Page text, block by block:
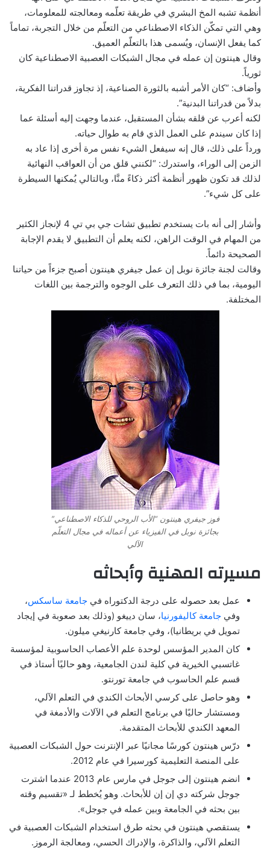
أنظمة تشبه المخ البشري في طريقة تعلّمه ومعالجته للمعلومات،
وهي التي تمكّن الذكاء الاصطناعي من التعلّم من خلال التجربة، تماماً
كما يفعل الإنسان، ويُسمى هذا بالتعلّم العميق.
وقال هينتون إن عمله في مجال الشبكات العصبية الاصطناعية كان
ثورياً.
وأضاف: “كان الأمر أشبه بالثورة الصناعية، إذ تجاوز قدراتنا الفكرية،
بدلاً من قدراتنا البدنية”.
لكنه أعرب عن قلقه بشأن المستقبل، عندما وجهت إليه أسئلة عما
إذا كان سيندم على العمل الذي قام به طوال حياته.
ورداً على ذلك، قال إنه سيفعل الشيء نفس مرة أخرى إذا عاد به
الزمن إلى الوراء، واستدرك: “لكنني قلق من أن العواقب النهائية
لذلك قد تكون ظهور أنظمة أكثر ذكاءً منَّا، وبالتالي يُمكنها السيطرة
على كل شيء”.
وأشار إلى أنه بات يستخدم تطبيق تشات جي بي تي 4 لإنجاز الكثير
من المهام في الوقت الراهن، لكنه يعلم أن التطبيق لا يقدم الإجابة
الصحيحة دائماً.
وقالت لجنة جائزة نوبل إن عمل جيفري هينتون أصبح جزءاً من حياتنا
اليومية، بما في ذلك التعرف على الوجوه والترجمة بين اللغات
المختلفة.
فوز جيفري هينتون “الأب الروحي للذكاء الاصطناعي”
بجائزة نوبل في الفيزياء عن أعماله في مجال التعلّم
الآلي
مسيرته المهنية وأبحاثه
عمل بعد حصوله على درجة الدكتوراه في جامعة ساسكس،
وفي جامعة كاليفورنيا، سان دييغو (وذلك بعد صعوبة في إيجاد
تمويل في بريطانيا)، وفي جامعة كارنيغي ميلون.
كان المدير المؤسس لوحدة علم الأعصاب الحاسوبية لمؤسسة
غاتسبي الخيرية في كلية لندن الجامعية، وهو حاليًا أستاذ في
قسم علم الحاسوب في جامعة تورنتو.
وهو حاصل على كرسي الأبحاث الكندي في التعلم الآلي،
ومستشار حاليًا في برنامج التعلم في الآلات والأدمغة في
المعهد الكندي للأبحاث المتقدمة.
درّس هينتون كورسًا مجانيًا عبر الإنترنت حول الشبكات العصبية
على المنصة التعليمية كورسيرا في عام 2012.
انضم هينتون إلى جوجل في مارس عام 2013 عندما اشترت
جوجل شركته دي إن إن للأبحاث. وهو يُخطط لـ «تقسيم وقته
بين بحثه في الجامعة وبين عمله في جوجل».
يستقصي هينتون في بحثه طرق استخدام الشبكات العصبية في
التعلم الآلي، والذاكرة، والإدراك الحسي، ومعالجة الرموز.